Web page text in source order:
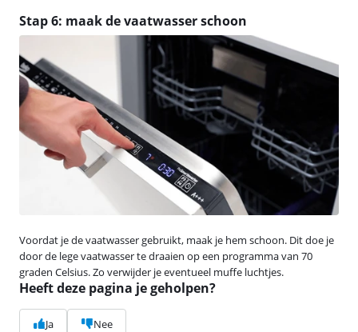
Stap 6: maak de vaatwasser schoon
Voordat je de vaatwasser gebruikt, maak je hem schoon. Dit doe je
door de lege vaatwasser te draaien op een programma van 70
graden Celsius. Zo verwijder je eventueel muffe luchtjes.
Heeft deze pagina je geholpen?
Ja Nee